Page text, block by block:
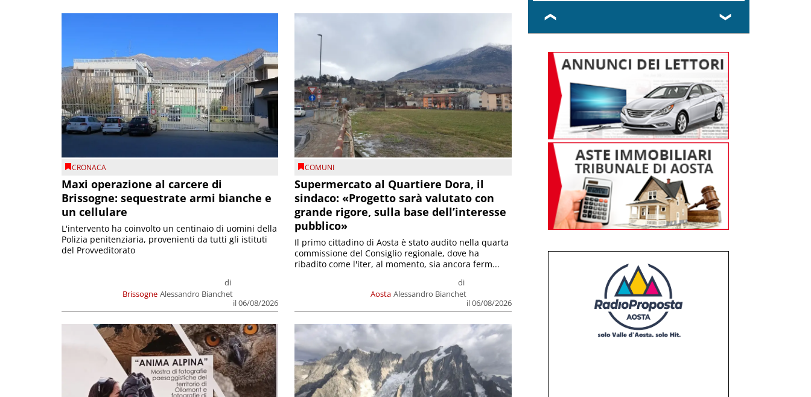
CRONACA
Maxi operazione al carcere di
Brissogne: sequestrate armi bianche e
un cellulare
Brissogne
di
Alessandro Bianchet
il 06/08/2026
L'intervento ha coinvolto un centinaio di uomini della
Polizia penitenziaria, provenienti da tutti gli istituti
del Provveditorato
COMUNI
Supermercato al Quartiere Dora, il
sindaco: «Progetto sarà valutato con
grande rigore, sulla base dell’interesse
pubblico»
Aosta
di
Alessandro Bianchet
il 06/08/2026
Il primo cittadino di Aosta è stato audito nella quarta
commissione del Consiglio regionale, dove ha
ribadito come l'iter, al momento, sia ancora ferm...
❮ ❯